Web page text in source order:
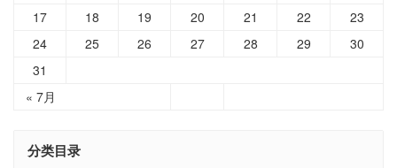
« 7月
17
18 19 20 21 22
23
24
25 26 27 28 29
30
31
分类目录